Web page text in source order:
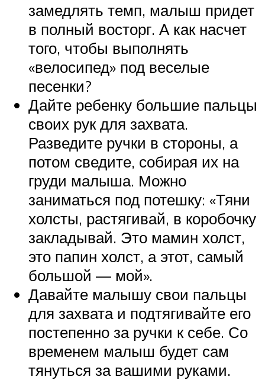
замедлять темп, малыш придет
в полный восторг. А как насчет
того, чтобы выполнять
«велосипед» под веселые
песенки?
Дайте ребенку большие пальцы
своих рук для захвата.
Разведите ручки в стороны, а
потом сведите, собирая их на
груди малыша. Можно
заниматься под потешку: «Тяни
холсты, растягивай, в коробочку
закладывай. Это мамин холст,
это папин холст, а этот, самый
большой — мой».
Давайте малышу свои пальцы
для захвата и подтягивайте его
постепенно за ручки к себе. Со
временем малыш будет сам
тянуться за вашими руками.